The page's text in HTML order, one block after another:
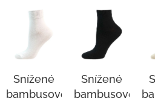
Snížené
bambusové
Snížené
bambusové